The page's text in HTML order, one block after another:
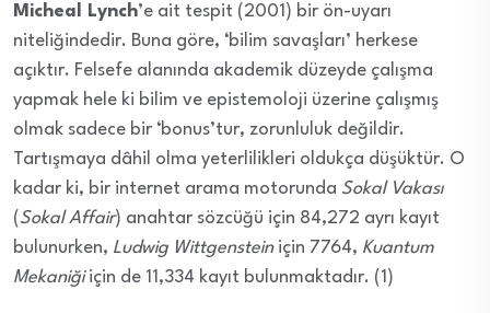
Micheal Lynch’e ait tespit (2001) bir ön-uyarı
niteliğindedir. Buna göre, ‘bilim savaşları’ herkese
açıktır. Felsefe alanında akademik düzeyde çalışma
yapmak hele ki bilim ve epistemoloji üzerine çalışmış
olmak sadece bir ‘bonus’tur, zorunluluk değildir.
Tartışmaya dâhil olma yeterlilikleri oldukça düşüktür. O
kadar ki, bir internet arama motorunda Sokal Vakası
(Sokal Affair) anahtar sözcüğü için 84,272 ayrı kayıt
bulunurken, Ludwig Wittgenstein için 7764, Kuantum
Mekaniğiiçin de 11,334 kayıt bulunmaktadır. (1)